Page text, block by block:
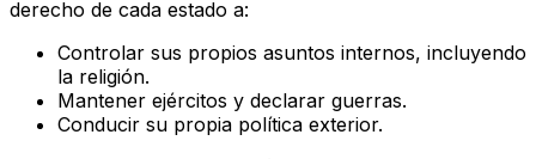
derecho de cada estado a:
Controlar sus propios asuntos internos, incluyendo
la religión.
Mantener ejércitos y declarar guerras.
Conducir su propia política exterior.